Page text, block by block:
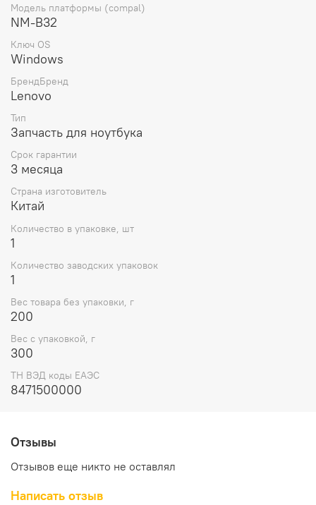
Модель платформы (compal)
NM-B32
Ключ OS
Windows
БрендБренд
Lenovo
Тип
Запчасть для ноутбука
Срок гарантии
3 месяца
Страна изготовитель
Китай
Количество в упаковке, шт
1
Количество заводских упаковок
1
Вес товара без упаковки, г
200
Вес с упаковкой, г
300
ТН ВЭД коды ЕАЭС
8471500000
Отзывы
Отзывов еще никто не оставлял
Написать отзыв